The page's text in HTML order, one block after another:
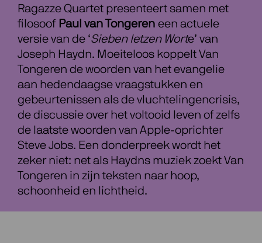
Ragazze Quartet presenteert samen met
filosoof Paul van Tongereneen actuele
versie van de ‘Sieben letzen Worte’ van
Joseph Haydn. Moeiteloos koppelt Van
Tongeren de woorden van het evangelie
aan hedendaagse vraagstukken en
gebeurtenissen als de vluchtelingencrisis,
de discussie over het voltooid leven of zelfs
de laatste woorden van Apple-oprichter
Steve Jobs. Een donderpreek wordt het
zeker niet: net als Haydns muziek zoekt Van
Tongeren in zijn teksten naar hoop,
schoonheid en lichtheid.